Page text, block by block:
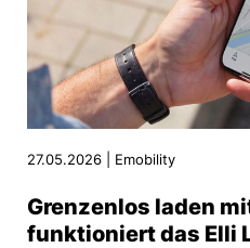
27.05.2026 | Emobility
Grenzenlos laden
funktioniert das Elli